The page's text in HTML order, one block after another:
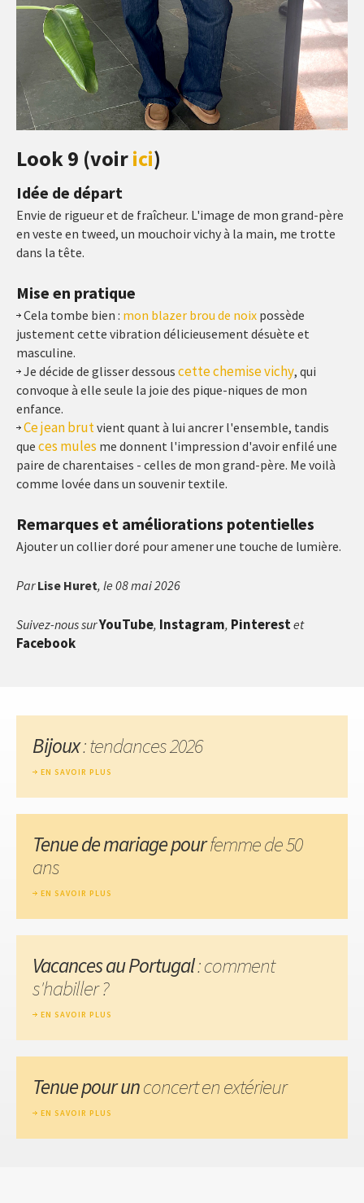
Look 9 (voirici)
Idée de départ
Envie de rigueur et de fraîcheur. L'image de mon grand-père
en veste en tweed, un mouchoir vichy à la main, me trotte
dans la tête.
Mise en pratique
Cela tombe bien : mon blazer brou de noix possède
justement cette vibration délicieusement désuète et
masculine.
Je décide de glisser dessous cette chemise vichy, qui
convoque à elle seule la joie des pique-niques de mon
enfance.
Ce jean brutvient quant à lui ancrer l'ensemble, tandis
que ces mules me donnent l'impression d'avoir enfilé une
paire de charentaises - celles de mon grand-père. Me voilà
comme lovée dans un souvenir textile.
Remarques et améliorations potentielles
Ajouter un collier doré pour amener une touche de lumière.
ParLise Huret, le 08 mai 2026
Suivez-nous surYouTube, Instagram, Pinterestet
Facebook
Bijoux: tendances 2026
EN SAVOIR PLUS
Tenue de mariage pourfemme de 50
ans
EN SAVOIR PLUS
Vacances au Portugal: comment
s'habiller ?
EN SAVOIR PLUS
Tenue pour unconcert en extérieur
EN SAVOIR PLUS